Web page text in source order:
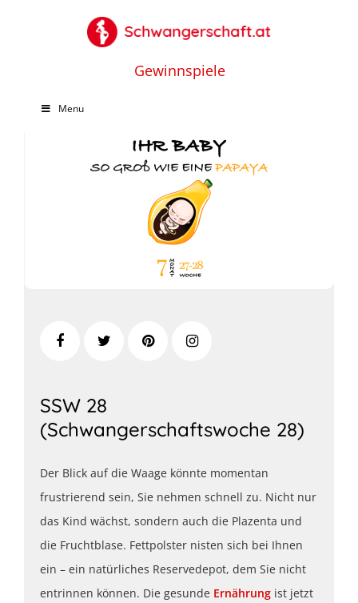
Gewinnspiele
Menu
SSW 28
(Schwangerschaftswoche 28)
Der Blick auf die Waage könnte momentan
frustrierend sein, Sie nehmen schnell zu. Nicht nur
das Kind wächst, sondern auch die Plazenta und
die Fruchtblase. Fettpolster nisten sich bei Ihnen
ein – ein natürliches Reservedepot, dem Sie nicht
entrinnen können. Die gesunde Ernährung ist jetzt